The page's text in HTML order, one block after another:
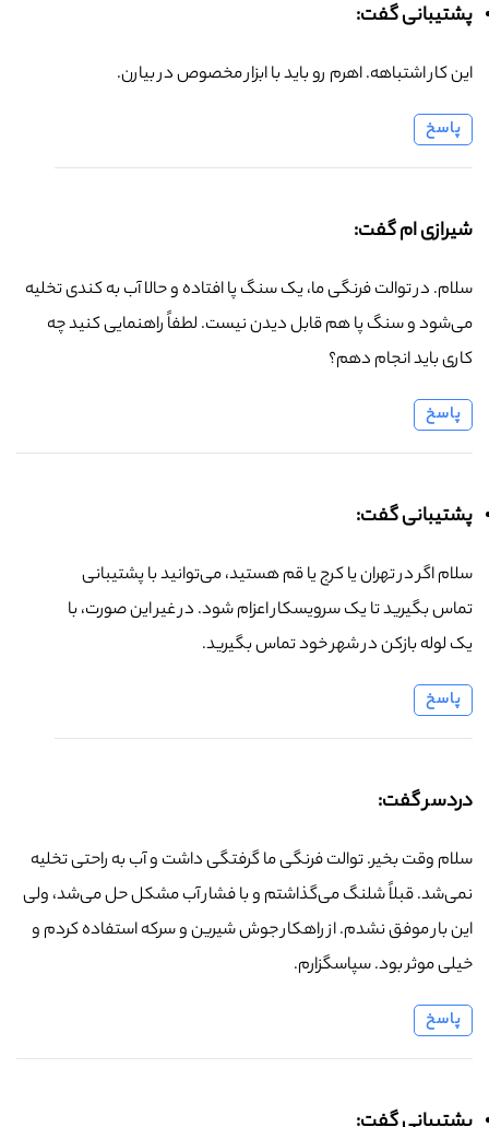
پشتیبانی گفت:
این کار اشتباهه. اهرم رو باید با ابزار مخصوص در بیارن.
پاسخ
شیرازی ام گفت:
سلام. در توالت فرنگی ما، یک سنگ پا افتاده و حالا آب به کندی تخلیه
می‌شود و سنگ پا هم قابل دیدن نیست. لطفاً راهنمایی کنید چه
کاری باید انجام دهم؟
پاسخ
پشتیبانی گفت:
سلام اگر در تهران یا کرج یا قم هستید، می‌توانید با پشتیبانی
تماس بگیرید تا یک سرویسکار اعزام شود. در غیر این صورت، با
یک لوله بازکن در شهر خود تماس بگیرید.
پاسخ
دردسر گفت:
سلام وقت بخیر. توالت فرنگی ما گرفتگی داشت و آب به راحتی تخلیه
نمی‌شد. قبلاً شلنگ می‌گذاشتم و با فشار آب مشکل حل می‌شد، ولی
این بار موفق نشدم. از راهکار جوش شیرین و سرکه استفاده کردم و
خیلی موثر بود. سپاسگزارم.
پاسخ